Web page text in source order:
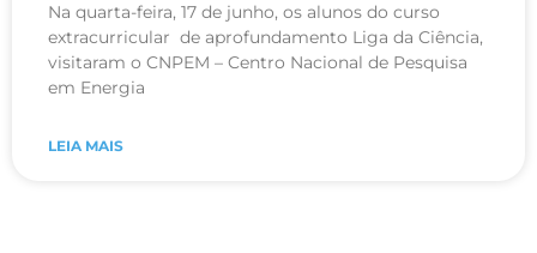
Na quarta-feira, 17 de junho, os alunos do curso
extracurricular de aprofundamento Liga da Ciência,
visitaram o CNPEM – Centro Nacional de Pesquisa
em Energia
LEIA MAIS